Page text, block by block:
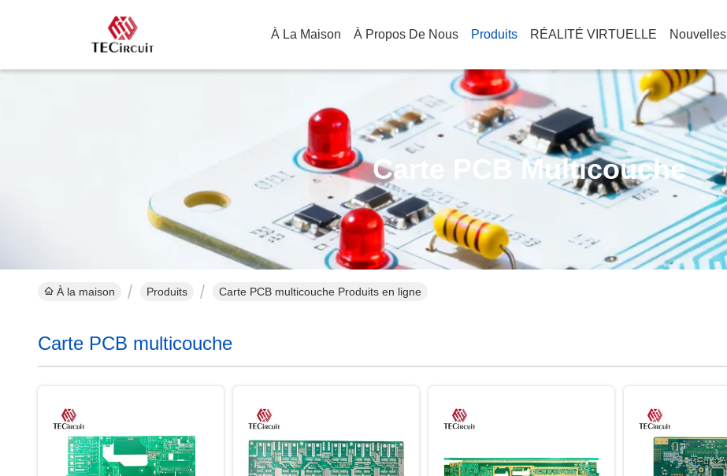
À La Maison À Propos De Nous Produits RÉALITÉ VIRTUELLE Nouvelles
Carte PCB Multicouche
À la maison Produits Carte PCB multicouche Produits en ligne
Carte PCB multicouche